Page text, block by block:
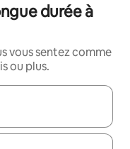
durée à
vous sentez comme
ou plus.
les flèches vers le